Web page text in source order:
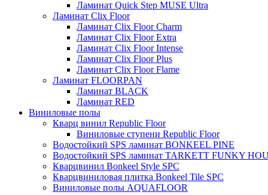
Ламинат Quick Step MUSE Ultra
Ламинат Clix Floor
Ламинат Clix Floor Charm
Ламинат Clix Floor Extra
Ламинат Clix Floor Intense
Ламинат Clix Floor Plus
Ламинат Clix Floor Flame
Ламинат FLOORPAN
Ламинат BLACK
Ламинат RED
Виниловые полы
Кварц винил Republic Floor
Виниловые ступени Republic Floor
Водостойкий SPS ламинат BONKEEL PINE
Водостойкий SPS ламинат TARKETT FUNKY
Кварцвинил Bonkeel Style SPC
Кварцвиниловая плитка Bonkeel Tile SPC
Виниловые полы AQUAFLOOR